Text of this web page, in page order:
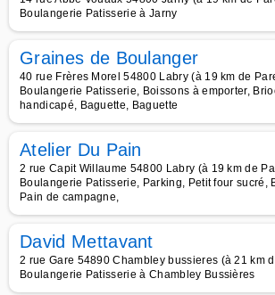
Boulangerie Patisserie à Jarny
Graines de Boulanger
40 rue Frères Morel 54800 Labry (à 19 km de
Boulangerie Patisserie, Boissons à emporter,
handicapé, Baguette, Baguette
Atelier Du Pain
2 rue Capit Willaume 54800 Labry (à 19 km de
Boulangerie Patisserie, Parking, Petit four sucré,
Pain de campagne,
David Mettavant
2 rue Gare 54890 Chambley bussieres (à 21 km
Boulangerie Patisserie à Chambley Bussières